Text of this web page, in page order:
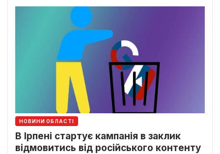
НОВИНИ ОБЛАСТІ
В Ірпені стартує кампанія в заклик
відмовитись від російського контенту